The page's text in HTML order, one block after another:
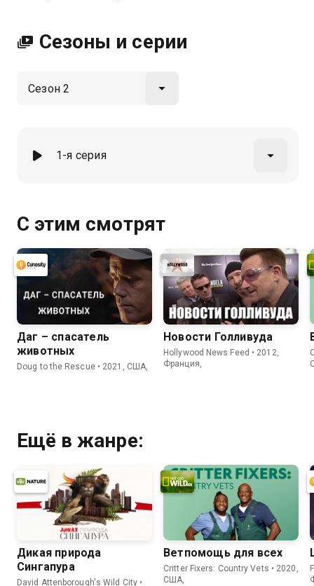
Сезоны и серии
1-я серия
С этим смотрят
Даг – спасатель
животных
Doug to the Rescue • 2021, США,
Новости Голливуда
Hollywood News Feed • 2012,
Франция,
Ещё в жанре:
Дикая природа
Сингапура
David Attenborough's Wild City •
Ветпомощь для всех
Critter Fixers: Country Vets • 2020,
США,